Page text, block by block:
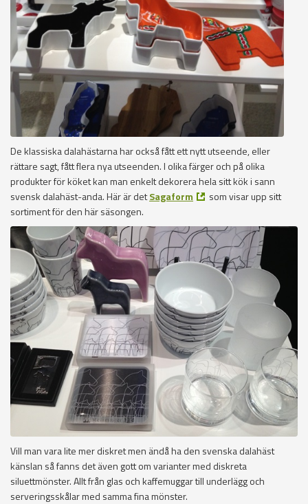
De klassiska dalahästarna har också fått ett nytt utseende, eller
rättare sagt, fått flera nya utseenden. I olika färger och på olika
produkter för köket kan man enkelt dekorera hela sitt kök i sann
svensk dalahäst-anda. Här är detSagaform
som visar upp sitt
sortiment för den här säsongen.
Vill man vara lite mer diskret men ändå ha den svenska dalahäst
känslan så fanns det även gott om varianter med diskreta
siluettmönster. Allt från glas och kaffemuggar till underlägg och
serveringsskålar med samma fina mönster.